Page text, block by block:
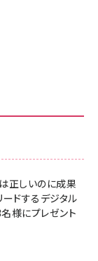
正しいのに成果
ドするデジタル
名様にプレゼント